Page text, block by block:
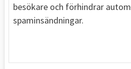
besökare och förhindrar
spaminsändningar.